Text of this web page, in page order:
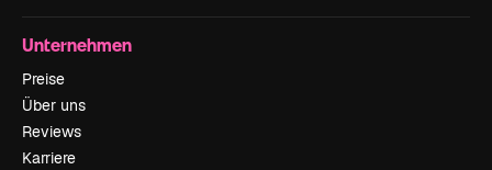
Unternehmen
Preise
Über uns
Reviews
Karriere